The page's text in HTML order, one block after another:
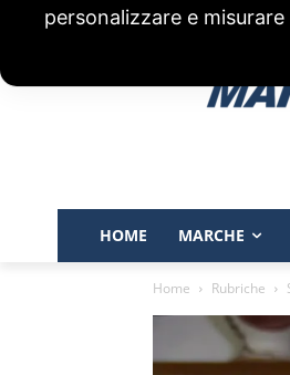
HOME MARCHE
Home Rubriche
personalizzare e